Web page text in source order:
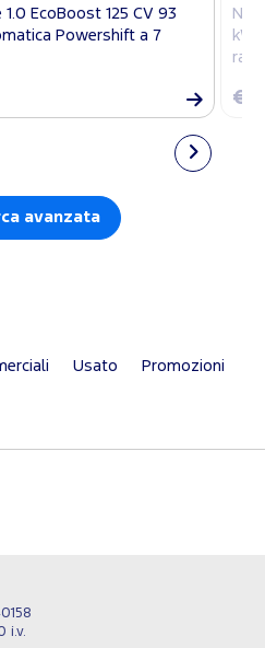
EcoBoost 125 CV 93
Powershift a 7
kW
€
avanzata
Usato Promozioni
i.v.